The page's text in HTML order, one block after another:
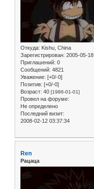
Откуда: Kishu, China
Зарегистрирован: 2005-05-18
Приглашений: 0
Сообщений: 4821
Уважение: [+0/-0]
Позитив: [+0/-0]
Возраст: 40 [1986-01-01]
Провел на форуме:
Не определено
Последний визит:
2008-02-12 03:37:34
Ren
Рацаца